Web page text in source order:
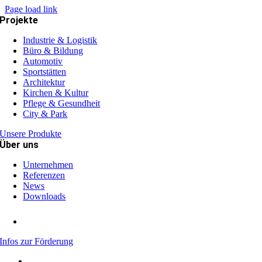
Page load link
Projekte
Industrie & Logistik
Büro & Bildung
Automotiv
Sportstätten
Architektur
Kirchen & Kultur
Pflege & Gesundheit
City & Park
Unsere Produkte
Über uns
Unternehmen
Referenzen
News
Downloads
Infos zur Förderung